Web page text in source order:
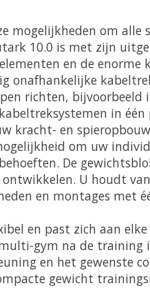
mogelijkheden om alle
10.0 is met zijn
en de enorme
onafhankelijke
richten, bijvoorbeeld
in één
kracht- en
om uw
De
U houdt
en montages met
en past zich aan
gym na de
en het gewenste
gewicht